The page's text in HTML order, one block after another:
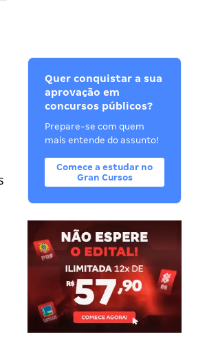
Quer conquistar a sua
aprovação em
concursos públicos?
Prepare-se com quem
mais entende do assunto!
Comece a estudar no
Gran Cursos